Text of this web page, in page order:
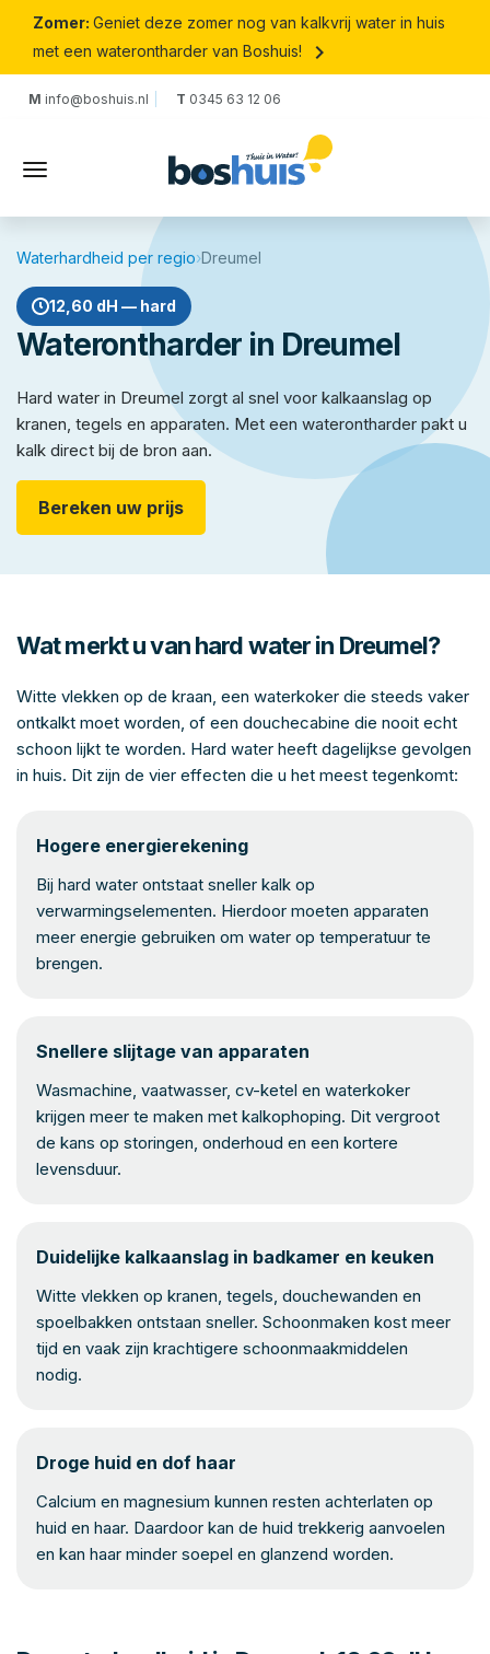
Zomer: Geniet deze zomer nog van kalkvrij water in huis
met een waterontharder van Boshuis!
keyboard_arrow_right
M info@boshuis.nl T 0345 63 12 06
Waterhardheid per regio›Dreumel
12,60 dH — hard
Waterontharder in Dreumel
Hard water in Dreumel zorgt al snel voor kalkaanslag op
kranen, tegels en apparaten. Met een waterontharder pakt u
kalk direct bij de bron aan.
Bereken uw prijs
Wat merkt u van hard water in Dreumel?
Witte vlekken op de kraan, een waterkoker die steeds vaker
ontkalkt moet worden, of een douchecabine die nooit echt
schoon lijkt te worden. Hard water heeft dagelijkse gevolgen
in huis. Dit zijn de vier effecten die u het meest tegenkomt:
Hogere energierekening
Bij hard water ontstaat sneller kalk op
verwarmingselementen. Hierdoor moeten apparaten
meer energie gebruiken om water op temperatuur te
brengen.
Snellere slijtage van apparaten
Wasmachine, vaatwasser, cv-ketel en waterkoker
krijgen meer te maken met kalkophoping. Dit vergroot
de kans op storingen, onderhoud en een kortere
levensduur.
Duidelijke kalkaanslag in badkamer en keuken
Witte vlekken op kranen, tegels, douchewanden en
spoelbakken ontstaan sneller. Schoonmaken kost meer
tijd en vaak zijn krachtigere schoonmaakmiddelen
nodig.
Droge huid en dof haar
Calcium en magnesium kunnen resten achterlaten op
huid en haar. Daardoor kan de huid trekkerig aanvoelen
en kan haar minder soepel en glanzend worden.